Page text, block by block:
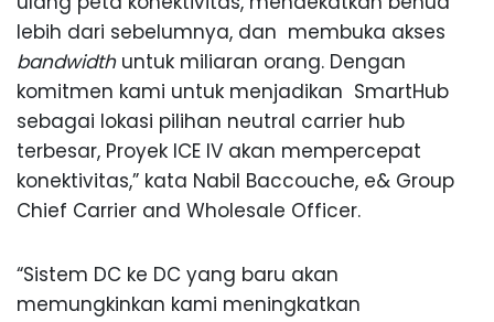
lebih dari sebelumnya, dan membuka akses
bandwidthuntuk miliaran orang. Dengan
komitmen kami untuk menjadikan SmartHub
sebagai lokasi pilihan neutral carrier hub
terbesar, Proyek ICE IV akan mempercepat
konektivitas,” kata Nabil Baccouche, e& Group
Chief Carrier and Wholesale Officer.
“Sistem DC ke DC yang baru akan
memungkinkan kami meningkatkan